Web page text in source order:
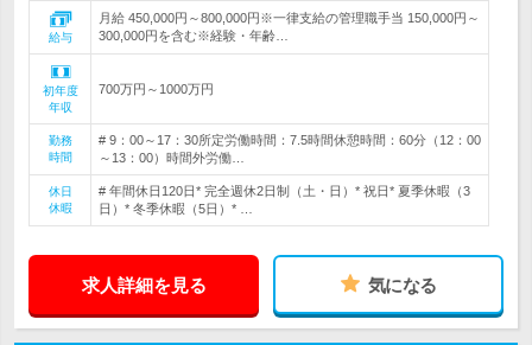
給与
月給 450,000円～800,000円※一律支給の管理職手当 150,000円～
300,000円を含む※経験・年齢…
初年度
年収
700万円～1000万円
勤務
時間
# 9：00～17：30所定労働時間：7.5時間休憩時間：60分（12：00
～13：00）時間外労働…
休日
休暇
# 年間休日120日* 完全週休2日制（土・日）* 祝日* 夏季休暇（3
日）* 冬季休暇（5日）* …
求人詳細を見る 気になる